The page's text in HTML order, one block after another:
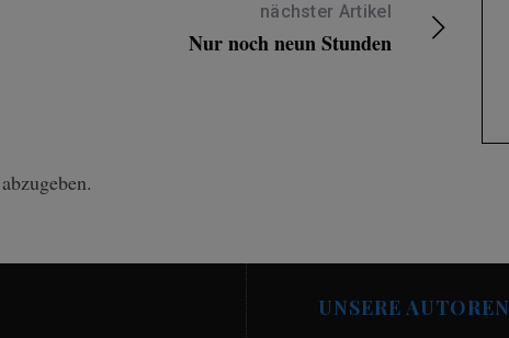
nächster Artikel
Nur noch neun Stunden
UNSERE AUTOREN